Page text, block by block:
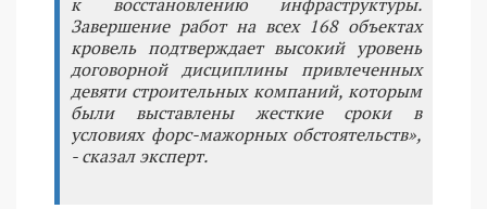
Завершение работ на всех 168 объектах
кровель подтверждает высокий уровень
договорной дисциплины привлеченных
девяти строительных компаний, которым
были выставлены жесткие сроки в
условиях форс-мажорных обстоятельств»,
- сказал эксперт.